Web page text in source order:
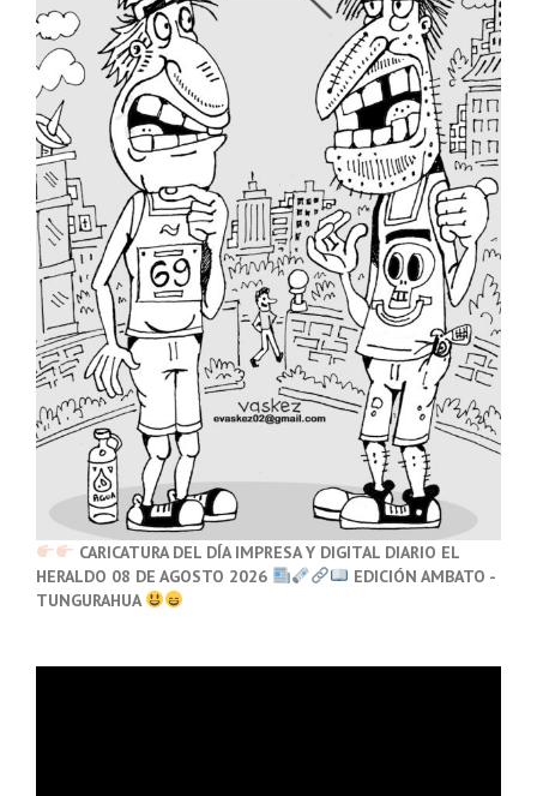
CARICATURA DEL DÍA IMPRESA Y DIGITAL DIARIO EL
HERALDO 08 DE AGOSTO 2026
EDICIÓN AMBATO -
TUNGURAHUA